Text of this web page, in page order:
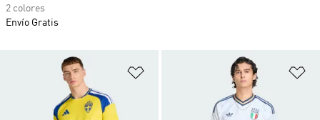
Añadir a la lista de deseos
2 colores
Envío Gratis